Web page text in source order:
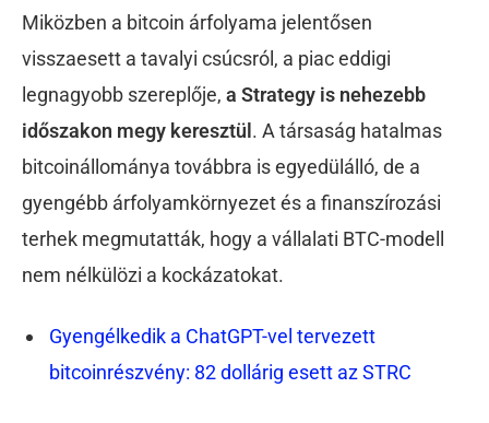
Miközben a bitcoin árfolyama jelentősen
visszaesett a tavalyi csúcsról, a piac eddigi
legnagyobb szereplője, a Strategy is nehezebb
időszakon megy keresztül . A társaság hatalmas
bitcoinállománya továbbra is egyedülálló, de a
gyengébb árfolyamkörnyezet és a finanszírozási
terhek megmutatták, hogy a vállalati BTC-modell
nem nélkülözi a kockázatokat.
Gyengélkedik a ChatGPT-vel tervezett
bitcoinrészvény: 82 dollárig esett az STRC